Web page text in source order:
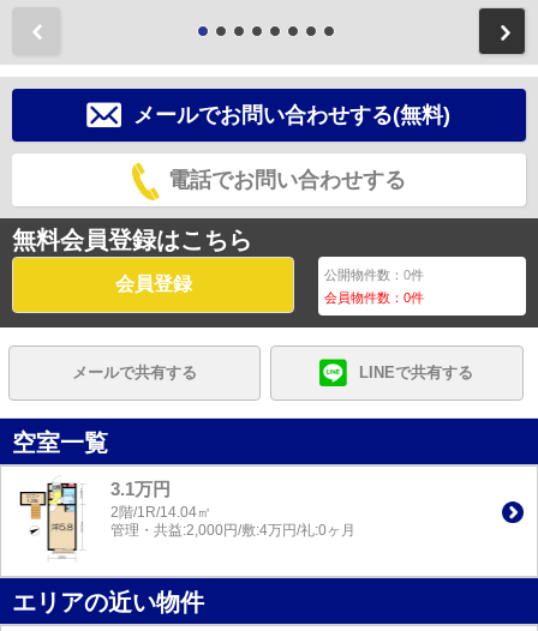
メールでお問い合わせする(無料)
電話でお問い合わせする
無料会員登録はこちら
会員登録 公開物件数：0件
会員物件数：0件
メールで共有する LINEで共有する
空室一覧
3.1万円
2階/1R/14.04㎡
管理・共益:2,000円/敷:4万円/礼:0ヶ月
エリアの近い物件